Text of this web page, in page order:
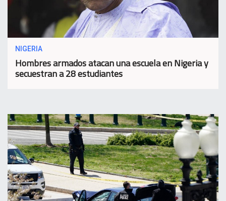
NIGERIA
Hombres armados atacan una escuela en Nigeria y
secuestran a 28 estudiantes